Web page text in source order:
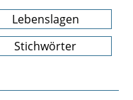
Lebenslagen
Stichwörter